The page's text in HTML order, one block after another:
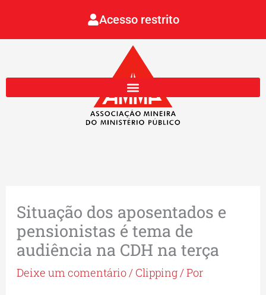
Acesso restrito
Situação dos aposentados e
pensionistas é tema de
audiência na CDH na terça
Deixe um comentário/ Clipping/ Por